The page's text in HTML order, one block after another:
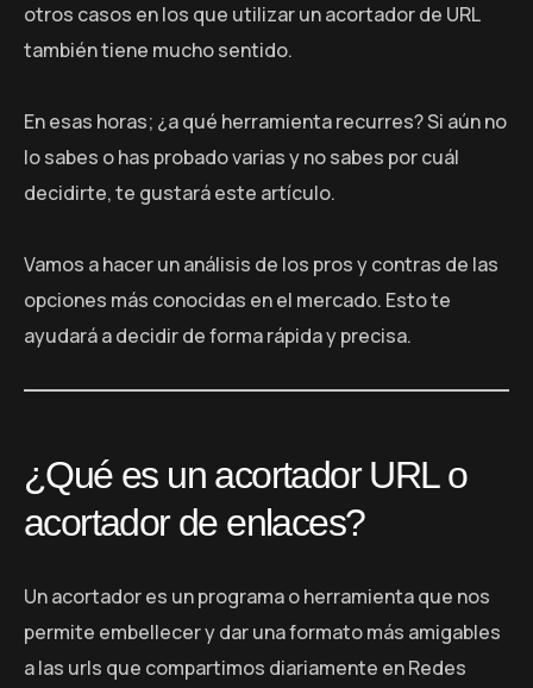
otros casos en los que utilizar un acortador de URL
también tiene mucho sentido.
En esas horas; ¿a qué herramienta recurres? Si aún no
lo sabes o has probado varias y no sabes por cuál
decidirte, te gustará este artículo.
Vamos a hacer un análisis de los pros y contras de las
opciones más conocidas en el mercado. Esto te
ayudará a decidir de forma rápida y precisa.
¿Qué es un acortador URL o
acortador de enlaces?
Un acortador es un programa o herramienta que nos
permite embellecer y dar una formato más amigables
a las urls que compartimos diariamente en Redes